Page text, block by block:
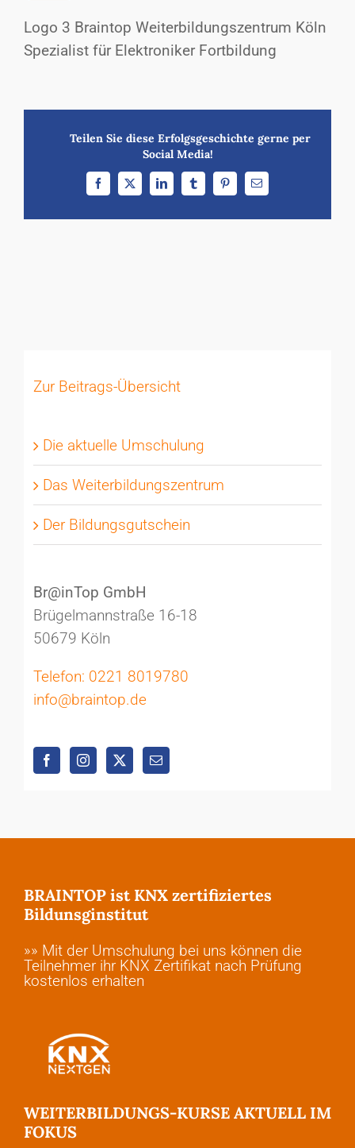
Logo 3 Braintop Weiterbildungszentrum Köln
Spezialist für Elektroniker Fortbildung
Teilen Sie diese Erfolgsgeschichte gerne per
Social Media!
Facebook
X LinkedInTumblrPinterest
E-
Mail
Zur Beitrags-Übersicht
Die aktuelle Umschulung
Das Weiterbildungszentrum
Der Bildungsgutschein
Br@inTop GmbH
Brügelmannstraße 16-18
50679 Köln
Telefon: 0221 8019780
info@braintop.de
BRAINTOP ist KNX zertifiziertes
Bildunsginstitut
»» Mit der Umschulung bei uns können die
Teilnehmer ihr KNX Zertifikat nach Prüfung
kostenlos erhalten
WEITERBILDUNGS-KURSE AKTUELL IM
FOKUS